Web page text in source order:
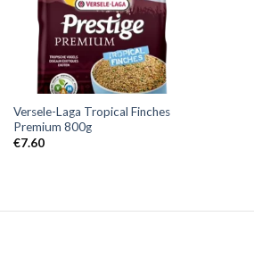
Versele-Laga Tropical Finches
Premium 800g
€7.60